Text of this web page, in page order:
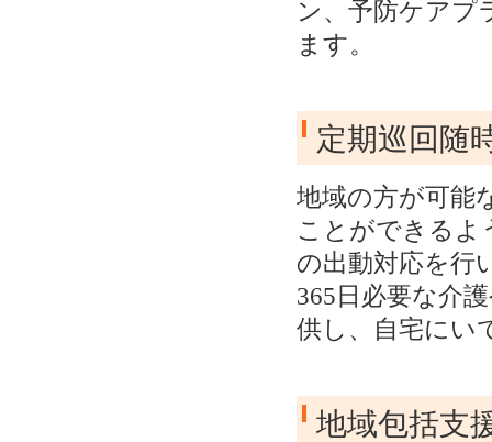
ン、予防ケアプ
ます。
定期巡回随
地域の方が可能
ことができるよ
の出動対応を行
365日必要な介
供し、自宅にい
地域包括支